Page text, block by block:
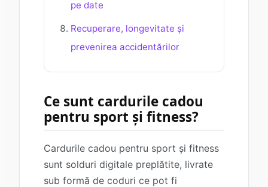
pe date
Recuperare, longevitate și
prevenirea accidentărilor
Ce sunt cardurile cadou
pentru sport și fitness?
Cardurile cadou pentru sport și fitness
sunt solduri digitale preplătite, livrate
sub formă de coduri ce pot fi